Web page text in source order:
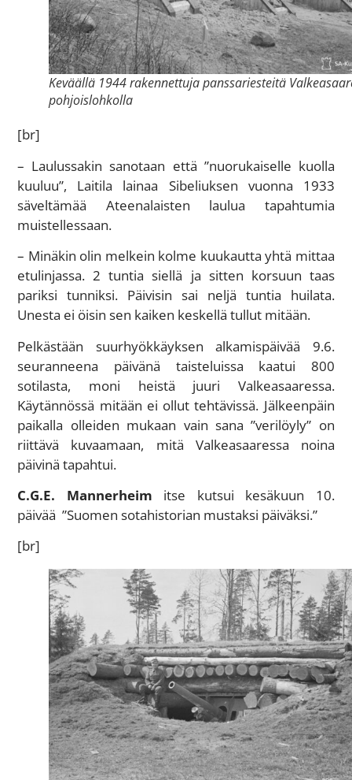
Keväällä 1944 rakennettuja panssariesteitä
pohjoislohkolla
[br]
– Laulussakin sanotaan että ”nuorukaiselle kuolla
kuuluu”, Laitila lainaa Sibeliuksen vuonna 1933
säveltämää Ateenalaisten laulua tapahtumia
muistellessaan.
– Minäkin olin melkein kolme kuukautta yhtä mittaa
etulinjassa. 2 tuntia siellä ja sitten korsuun taas
pariksi tunniksi. Päivisin sai neljä tuntia huilata.
Unesta ei öisin sen kaiken keskellä tullut mitään.
Pelkästään suurhyökkäyksen alkamispäivää 9.6.
seuranneena päivänä taisteluissa kaatui 800
sotilasta, moni heistä juuri Valkeasaaressa.
Käytännössä mitään ei ollut tehtävissä. Jälkeenpäin
paikalla olleiden mukaan vain sana ”verilöyly” on
riittävä kuvaamaan, mitä Valkeasaaressa noina
päivinä tapahtui.
C.G.E. Mannerheim itse kutsui kesäkuun 10.
päivää ”Suomen sotahistorian mustaksi päiväksi.”
[br]